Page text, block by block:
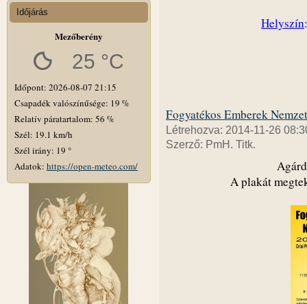
Időjárás
Mezőberény
25 °C
Időpont: 2026-08-07 21:15
Csapadék valószínűsége: 19 %
Relatív páratartalom: 56 %
Szél: 19.1 km/h
Szél irány: 19 °
Adatok: https://open-meteo.com/
Helyszín
Fogyatékos Emberek
Létrehozva: 2014-11-26
Szerző: PmH. Titk.
A plakát